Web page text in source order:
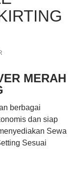
MERAH
berbagai
dan siap
Sewa
Sesuai